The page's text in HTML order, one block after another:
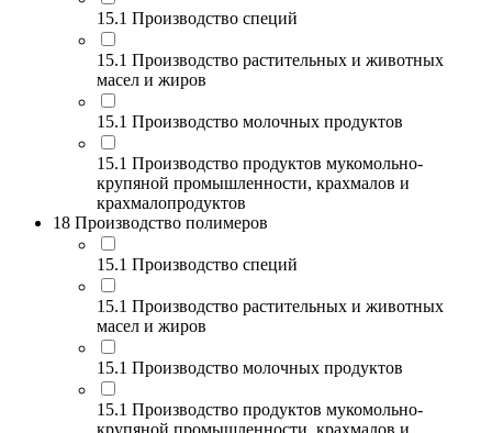
15.1 Производство специй
15.1 Производство растительных и животных
масел и жиров
15.1 Производство молочных продуктов
15.1 Производство продуктов мукомольно-
крупяной промышленности, крахмалов и
крахмалопродуктов
18 Производство полимеров
15.1 Производство специй
15.1 Производство растительных и животных
масел и жиров
15.1 Производство молочных продуктов
15.1 Производство продуктов мукомольно-
крупяной промышленности, крахмалов и